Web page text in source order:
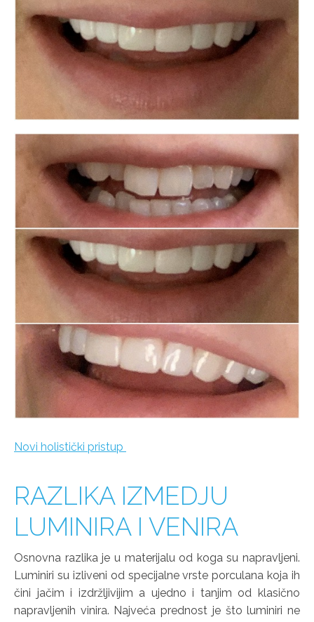
Novi holistički pristup
RAZLIKA IZMEDJU
LUMINIRA I VENIRA
Osnovna razlika je u materijalu od koga su napravljeni.
Luminiri su izliveni od specijalne vrste porculana koja ih
čini jačim i izdržljivijim a ujedno i tanjim od klasično
napravljenih vinira. Najveća prednost je što luminiri ne